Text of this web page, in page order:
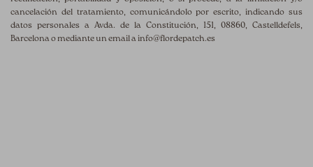
cancelación del tratamiento, comunicándolo por escrito, indicando sus
datos personales a Avda. de la Constitución, 151, 08860, Castelldefels,
Barcelona o mediante un email ainfo@flordepatch.es